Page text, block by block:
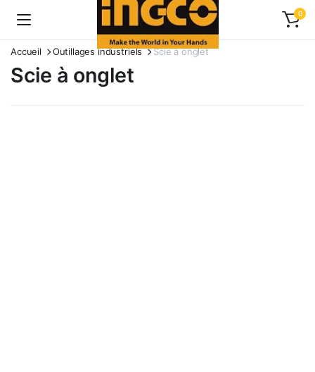
0
Accueil Outillages industriels Scie à onglet
Scie à onglet